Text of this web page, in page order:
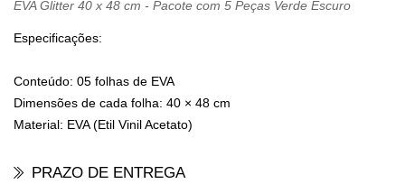
EVA Glitter 40 x 48 cm - Pacote com 5 Peças Verde Escuro
Especificações:
Conteúdo: 05 folhas de EVA
Dimensões de cada folha: 40 × 48 cm
Material: EVA (Etil Vinil Acetato)
PRAZO DE ENTREGA